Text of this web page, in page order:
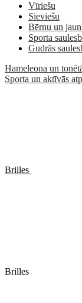
Vīriešu
Sieviešu
Bērnu un
Sporta
Gudrās
Hameleona un
Sporta un aktīvās
Brilles
Brilles